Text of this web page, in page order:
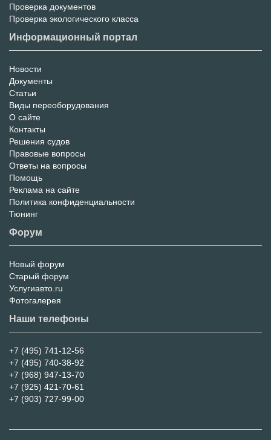
Проверка документов
Проверка экологического класса
Информационный портал
Информационный
Портал
Новости
Документы
Статьи
Виды переоборудования
О сайте
Контакты
Решения судов
Правовые вопросы
Ответы на вопросы
Помощь
Реклама на сайте
Политика конфиденциальности
Тюнинг
Форум
Форум
Новый форум
Старый форум
Услугиавто.ru
Фотогалерея
Наши телефоны
+7 (495) 741-12-56
+7 (495) 740-38-92
+7 (968) 947-13-70
+7 (925) 421-70-61
+7 (903) 727-99-00